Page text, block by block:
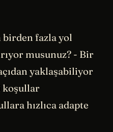
birden fazla yol
musunuz? - Bir
yaklaşabiliyor
koşullar
hızlıca adapte